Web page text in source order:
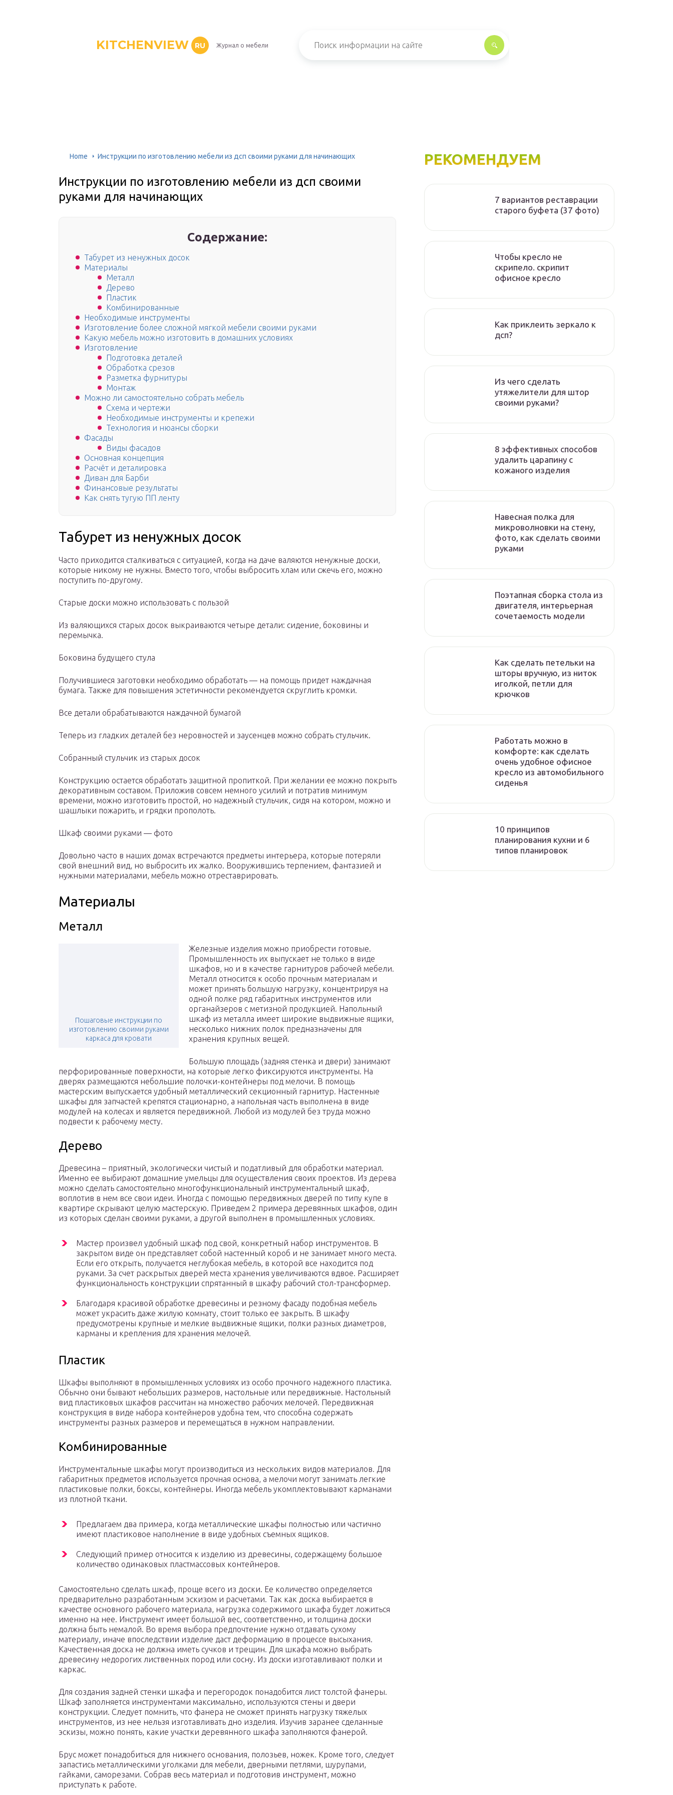
KITCHENVIEW RU Журнал о мебели
Home Инструкции по изготовлению мебели из дсп своими руками для начинающих
Инструкции по изготовлению мебели из дсп своими
руками для начинающих
Содержание:
Табурет из ненужных досок
Материалы
Металл
Дерево
Пластик
Комбинированные
Необходимые инструменты
Изготовление более сложной мягкой мебели своими руками
Какую мебель можно изготовить в домашних условиях
Изготовление
Подготовка деталей
Обработка срезов
Разметка фурнитуры
Монтаж
Можно ли самостоятельно собрать мебель
Схема и чертежи
Необходимые инструменты и крепежи
Технология и нюансы сборки
Фасады
Виды фасадов
Основная концепция
Расчёт и деталировка
Диван для Барби
Финансовые результаты
Как снять тугую ПП ленту
Табурет из ненужных досок
Часто приходится сталкиваться с ситуацией, когда на даче валяются ненужные доски,
которые никому не нужны. Вместо того, чтобы выбросить хлам или сжечь его, можно
поступить по-другому.
Старые доски можно использовать с пользой
Из валяющихся старых досок выкраиваются четыре детали: сидение, боковины и
перемычка.
Боковина будущего стула
Получившиеся заготовки необходимо обработать — на помощь придет наждачная
бумага. Также для повышения эстетичности рекомендуется скруглить кромки.
Все детали обрабатываются наждачной бумагой
Теперь из гладких деталей без неровностей и заусенцев можно собрать стульчик.
Собранный стульчик из старых досок
Конструкцию остается обработать защитной пропиткой. При желании ее можно покрыть
декоративным составом. Приложив совсем немного усилий и потратив минимум
времени, можно изготовить простой, но надежный стульчик, сидя на котором, можно и
шашлыки пожарить, и грядки прополоть.
Шкаф своими руками — фото
Довольно часто в наших домах встречаются предметы интерьера, которые потеряли
свой внешний вид, но выбросить их жалко. Вооружившись терпением, фантазией и
нужными материалами, мебель можно отреставрировать.
Материалы
Металл
Пошаговые инструкции по
изготовлению своими руками
каркаса для кровати
Железные изделия можно приобрести готовые.
Промышленность их выпускает не только в виде
шкафов, но и в качестве гарнитуров рабочей мебели.
Металл относится к особо прочным материалам и
может принять большую нагрузку, концентрируя на
одной полке ряд габаритных инструментов или
органайзеров с метизной продукцией. Напольный
шкаф из металла имеет широкие выдвижные ящики,
несколько нижних полок предназначены для
хранения крупных вещей.
Большую площадь (задняя стенка и двери) занимают
перфорированные поверхности, на которые легко фиксируются инструменты. На
дверях размещаются небольшие полочки-контейнеры под мелочи. В помощь
мастерским выпускается удобный металлический секционный гарнитур. Настенные
шкафы для запчастей крепятся стационарно, а напольная часть выполнена в виде
модулей на колесах и является передвижной. Любой из модулей без труда можно
подвести к рабочему месту.
Дерево
Древесина – приятный, экологически чистый и податливый для обработки материал.
Именно ее выбирают домашние умельцы для осуществления своих проектов. Из дерева
можно сделать самостоятельно многофункциональный инструментальный шкаф,
воплотив в нем все свои идеи. Иногда с помощью передвижных дверей по типу купе в
квартире скрывают целую мастерскую. Приведем 2 примера деревянных шкафов, один
из которых сделан своими руками, а другой выполнен в промышленных условиях.
Мастер произвел удобный шкаф под свой, конкретный набор инструментов. В
закрытом виде он представляет собой настенный короб и не занимает много места.
Если его открыть, получается неглубокая мебель, в которой все находится под
руками. За счет раскрытых дверей места хранения увеличиваются вдвое. Расширяет
функциональность конструкции спрятанный в шкафу рабочий стол-трансформер.
Благодаря красивой обработке древесины и резному фасаду подобная мебель
может украсить даже жилую комнату, стоит только ее закрыть. В шкафу
предусмотрены крупные и мелкие выдвижные ящики, полки разных диаметров,
карманы и крепления для хранения мелочей.
Пластик
Шкафы выполняют в промышленных условиях из особо прочного надежного пластика.
Обычно они бывают небольших размеров, настольные или передвижные. Настольный
вид пластиковых шкафов рассчитан на множество рабочих мелочей. Передвижная
конструкция в виде набора контейнеров удобна тем, что способна содержать
инструменты разных размеров и перемещаться в нужном направлении.
Комбинированные
Инструментальные шкафы могут производиться из нескольких видов материалов. Для
габаритных предметов используется прочная основа, а мелочи могут занимать легкие
пластиковые полки, боксы, контейнеры. Иногда мебель укомплектовывают карманами
из плотной ткани.
Предлагаем два примера, когда металлические шкафы полностью или частично
имеют пластиковое наполнение в виде удобных съемных ящиков.
Следующий пример относится к изделию из древесины, содержащему большое
количество одинаковых пластмассовых контейнеров.
Самостоятельно сделать шкаф, проще всего из доски. Ее количество определяется
предварительно разработанным эскизом и расчетами. Так как доска выбирается в
качестве основного рабочего материала, нагрузка содержимого шкафа будет ложиться
именно на нее. Инструмент имеет большой вес, соответственно, и толщина доски
должна быть немалой. Во время выбора предпочтение нужно отдавать сухому
материалу, иначе впоследствии изделие даст деформацию в процессе высыхания.
Качественная доска не должна иметь сучков и трещин. Для шкафа можно выбрать
древесину недорогих лиственных пород или сосну. Из доски изготавливают полки и
каркас.
Для создания задней стенки шкафа и перегородок понадобится лист толстой фанеры.
Шкаф заполняется инструментами максимально, используются стены и двери
конструкции. Следует помнить, что фанера не сможет принять нагрузку тяжелых
инструментов, из нее нельзя изготавливать дно изделия. Изучив заранее сделанные
эскизы, можно понять, какие участки деревянного шкафа заполняются фанерой.
Брус может понадобиться для нижнего основания, полозьев, ножек. Кроме того, следует
запастись металлическими уголками для мебели, дверными петлями, шурупами,
гайками, саморезами. Собрав весь материал и подготовив инструмент, можно
приступать к работе.
РЕКОМЕНДУЕМ
7 вариантов реставрации
старого буфета (37 фото)
Чтобы кресло не
скрипело. скрипит
офисное кресло
Как приклеить зеркало к
дсп?
Из чего сделать
утяжелители для штор
своими руками?
8 эффективных способов
удалить царапину с
кожаного изделия
Навесная полка для
микроволновки на стену,
фото, как сделать своими
руками
Поэтапная сборка стола из
двигателя, интерьерная
сочетаемость модели
Как сделать петельки на
шторы вручную, из ниток
иголкой, петли для
крючков
Работать можно в
комфорте: как сделать
очень удобное офисное
кресло из автомобильного
сиденья
10 принципов
планирования кухни и 6
типов планировок